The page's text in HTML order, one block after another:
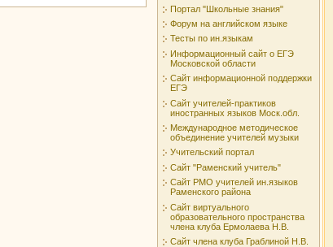
Портал "Школьные знания"
Форум на английском языке
Тесты по ин.языкам
Информационный сайт о ЕГЭ
Московской области
Сайт информационной поддержки
ЕГЭ
Сайт учителей-практиков
иностранных языков Моск.обл.
Международное методическое
объединение учителей музыки
Учительский портал
Сайт "Раменский учитель"
Сайт РМО учителeй ин.языков
Раменского района
Сайт виртуального
образовательного пространства
члена клуба Ермолаева Н.В.
Сайт члена клуба Граблиной Н.В.